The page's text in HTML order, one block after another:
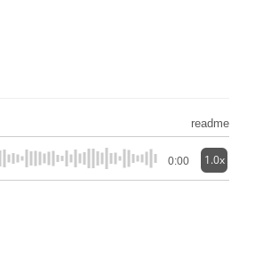
readme
0:00 1.0x